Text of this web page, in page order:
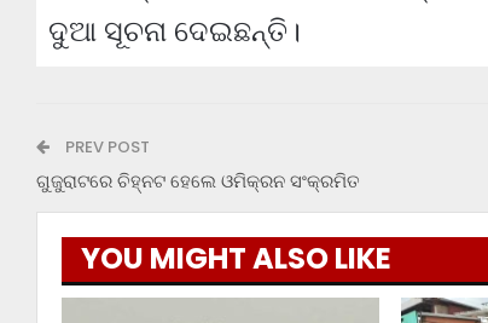
ଦୁଆ ସୂଚନା ଦେଇଛନ୍ତି।
PREV POST
ଗୁଜୁରାଟରେ ଚିହ୍ନଟ ହେଲେ ଓମିକ୍ରନ ସଂକ୍ରମିତ
YOU MIGHT ALSO LIKE